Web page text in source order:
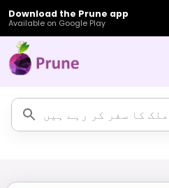
Download the Prune app
Available on Google Play